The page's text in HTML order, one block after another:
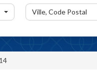
Ville, Code Postal